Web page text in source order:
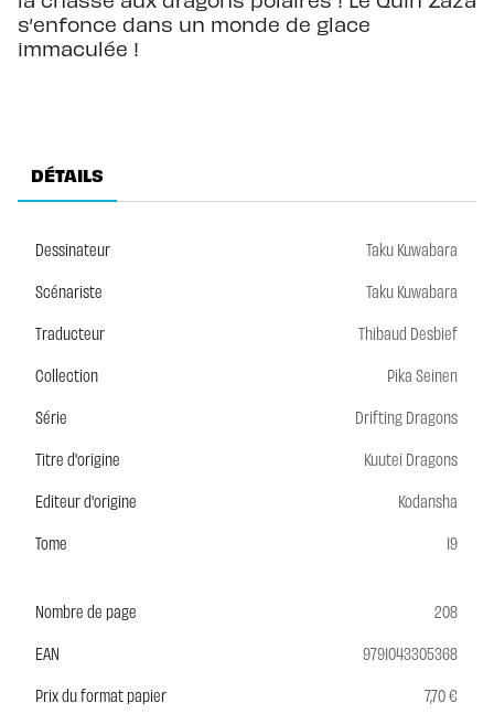
s’enfonce dans un monde de glace
immaculée !
DÉTAILS
Dessinateur
Taku Kuwabara
Scénariste
Taku Kuwabara
Traducteur
Thibaud Desbief
Collection
Pika Seinen
Série
Drifting Dragons
Titre d'origine
Kuutei Dragons
Editeur d'origine
Kodansha
Tome
19
Nombre de page
208
EAN
9791043305368
Prix du format papier
7,70 €